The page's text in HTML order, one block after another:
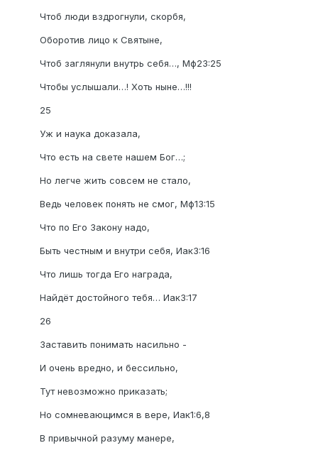
Чтоб люди вздрогнули, скорбя,
Оборотив лицо к Святыне,
Чтоб заглянули внутрь себя…, Мф23:25
Чтобы услышали…! Хоть ныне…!!!
25
Уж и наука доказала,
Что есть на свете нашем Бог…;
Но легче жить совсем не стало,
Ведь человек понять не смог, Мф13:15
Что по Его Закону надо,
Быть честным и внутри себя, Иак3:16
Что лишь тогда Его награда,
Найдёт достойного тебя… Иак3:17
26
Заставить понимать насильно -
И очень вредно, и бессильно,
Тут невозможно приказать;
Но сомневающимся в вере, Иак1:6,8
В привычной разуму манере,